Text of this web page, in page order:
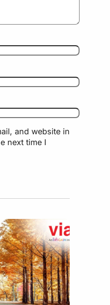
and website in
next time I